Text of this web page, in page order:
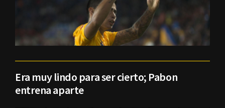
Era muy lindo para ser cierto; Pabon
entrena aparte